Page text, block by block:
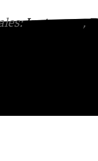
Instagram,